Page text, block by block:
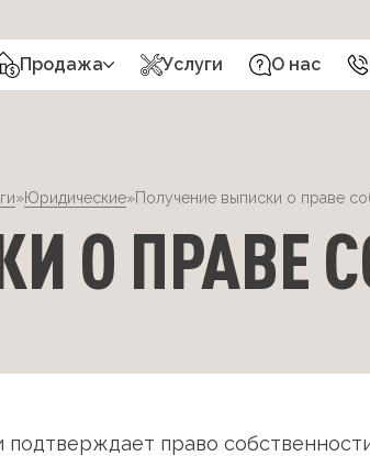
Продажа Услуги О нас
»Юридические»Получение выписки о праве
О ПРАВЕ
право